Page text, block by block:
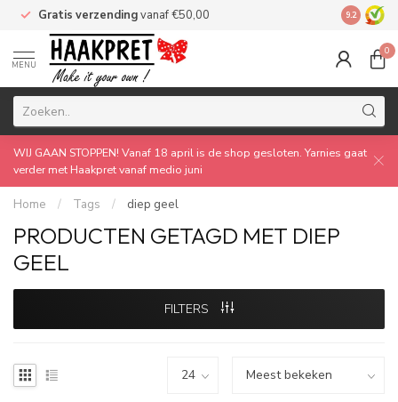
Gratis verzendingvanaf €50,00 Made by
9.2
MENU
0
WIJ GAAN STOPPEN! Vanaf 18 april is de shop gesloten. Yarnies gaat
verder met Haakpret vanaf medio juni
Home / Tags / diep geel
PRODUCTEN GETAGD MET DIEP
GEEL
FILTERS